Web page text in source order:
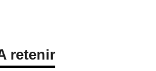
retenir